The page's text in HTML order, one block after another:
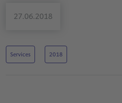
27.06.2018
Services 2018